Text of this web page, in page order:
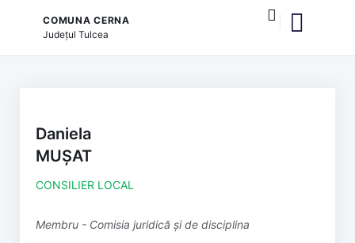
COMUNA CERNA
JudețulTulcea
Daniela
MUȘAT
CONSILIER LOCAL
membru - Comisia juridică și de disciplina